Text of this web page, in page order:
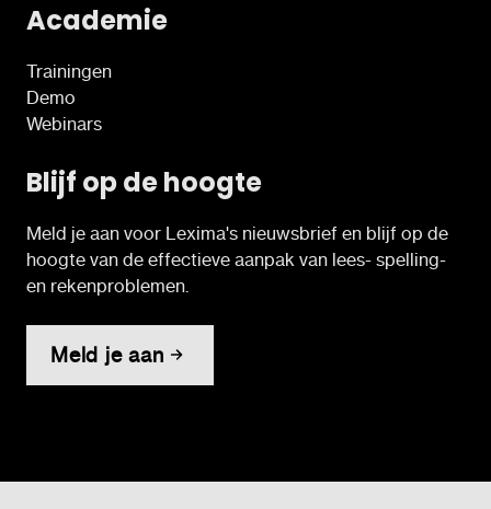
Academie
Trainingen
Demo
Webinars
Blijf op de hoogte
Meld je aan voor Lexima's nieuwsbrief en blijf op de
hoogte van de effectieve aanpak van lees- spelling-
en rekenproblemen.
Meld je aan